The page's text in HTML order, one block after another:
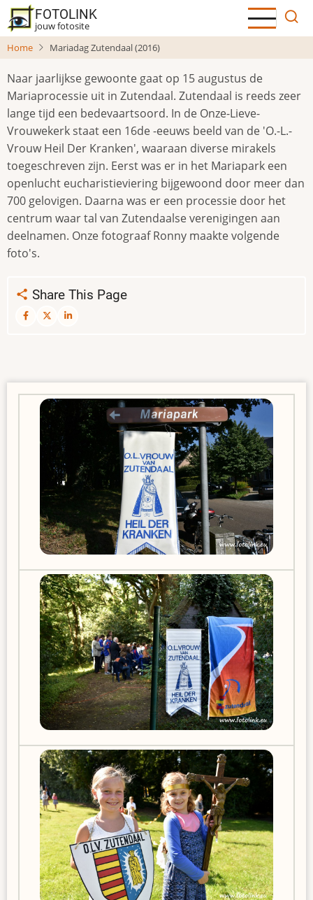
Overslaan
en
naar
inhoud
gaan
FOTOLINK
jouw fotosite
Home
Mariadag Zutendaal (2016)
Naar jaarlijkse gewoonte gaat op 15 augustus de
Mariaprocessie uit in Zutendaal. Zutendaal is reeds zeer
lange tijd een bedevaartsoord. In de Onze-Lieve-
Vrouwekerk staat een 16de -eeuws beeld van de 'O.-L.-
Vrouw Heil Der Kranken', waaraan diverse mirakels
toegeschreven zijn. Eerst was er in het Mariapark een
openlucht eucharistieviering bijgewoond door meer dan
700 gelovigen. Daarna was er een processie door het
centrum waar tal van Zutendaalse verenigingen aan
deelnamen. Onze fotograaf Ronny maakte volgende
foto's.
Share This Page